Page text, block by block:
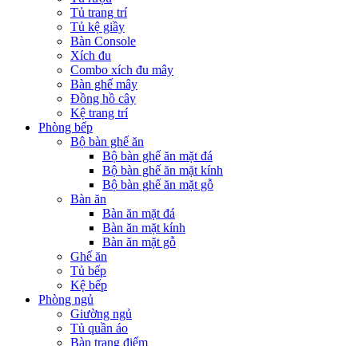
Tủ trang trí
Tủ kệ giầy
Bàn Console
Xích đu
Combo xích đu mây
Bàn ghế mây
Đồng hồ cây
Kệ trang trí
Phòng bếp
Bộ bàn ghế ăn
Bộ bàn ghế ăn mặt đá
Bộ bàn ghế ăn mặt kính
Bộ bàn ghế ăn mặt gỗ
Bàn ăn
Bàn ăn mặt đá
Bàn ăn mặt kính
Bàn ăn mặt gỗ
Ghế ăn
Tủ bếp
Kệ bếp
Phòng ngủ
Giường ngủ
Tủ quần áo
Bàn trang điểm